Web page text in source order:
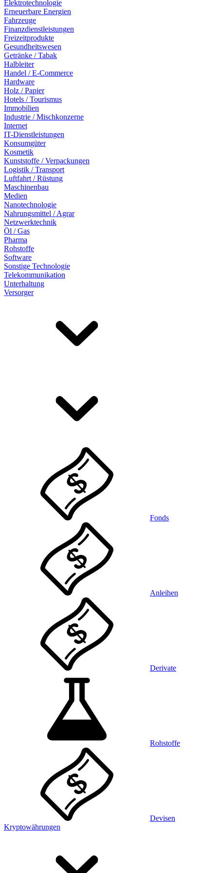
Elektrotechnologie
Erneuerbare Energien
Fahrzeuge
Finanzdienstleistungen
Freizeitprodukte
Gesundheitswesen
Getränke / Tabak
Halbleiter
Handel / E-Commerce
Hardware
Holz / Papier
Hotels / Tourismus
Immobilien
Industrie / Mischkonzerne
Internet
IT-Dienstleistungen
Konsumgüter
Kosmetik
Kunststoffe / Verpackungen
Logistik / Transport
Luftfahrt / Rüstung
Maschinenbau
Medien
Nanotechnologie
Nahrungsmittel / Agrar
Netzwerktechnik
Öl / Gas
Pharma
Rohstoffe
Software
Sonstige Technologie
Telekommunikation
Unterhaltung
Versorger
Fonds
Anleihen
Derivate
Rohstoffe
Devisen
Kryptowährungen